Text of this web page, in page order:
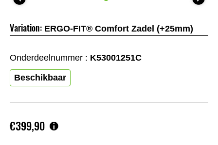
€399,90
Variation: ERGO-FIT® Comfort Zadel (+25mm)
Onderdeelnummer : K53001251C
Beschikbaar